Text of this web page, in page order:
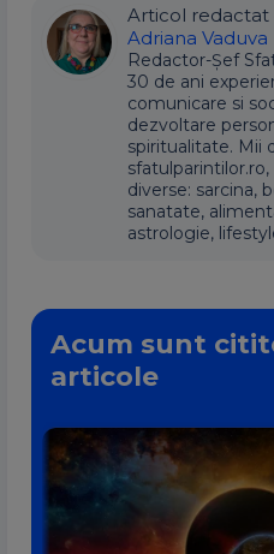
Articol redactat
Adriana Vaduva
Redactor-Șef
30 de ani
comunicare si
dezvoltare
spiritualitate. Mii
diverse: sarcina,
sanatate,
astrologie,
Acum sunt
articole